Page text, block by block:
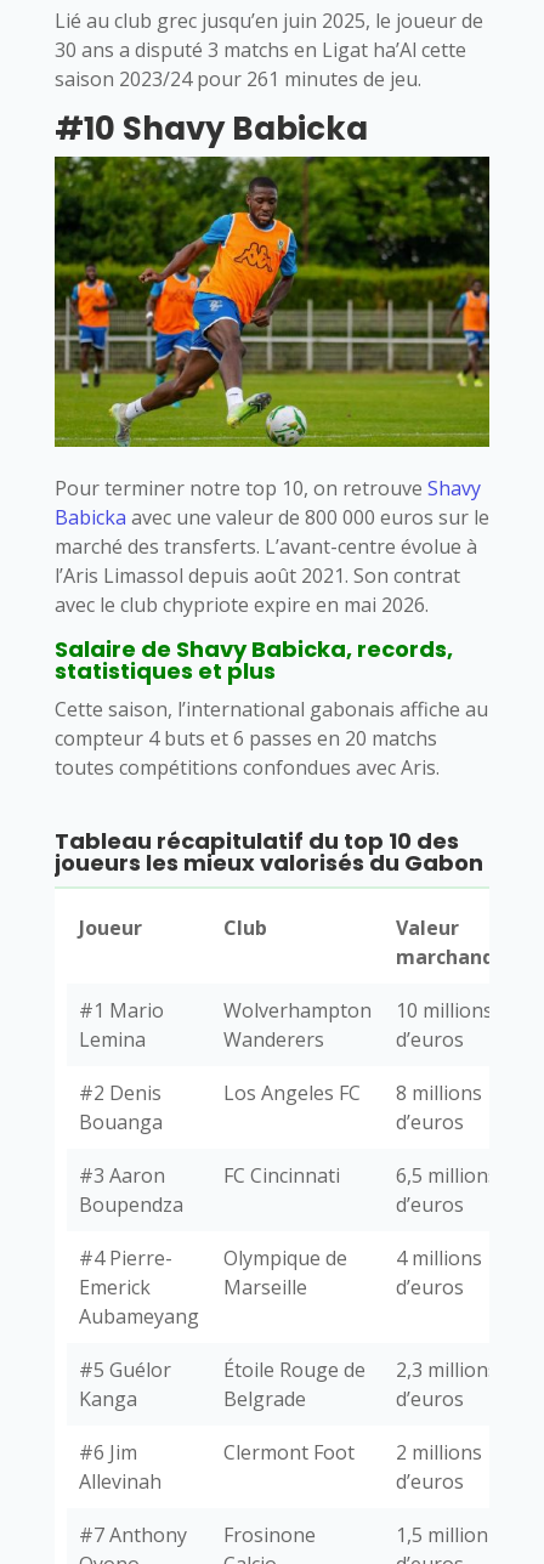
Lié au club grec jusqu’en juin 2025, le joueur de
30 ans a disputé 3 matchs en Ligat ha’Al cette
saison 2023/24 pour 261 minutes de jeu.
#10 Shavy Babicka
Pour terminer notre top 10, on retrouve Shavy
Babicka avec une valeur de 800 000 euros sur le
marché des transferts. L’avant-centre évolue à
l’Aris Limassol depuis août 2021. Son contrat
avec le club chypriote expire en mai 2026.
Salaire de Shavy Babicka, records,
statistiques et plus
Cette saison, l’international gabonais affiche au
compteur 4 buts et 6 passes en 20 matchs
toutes compétitions confondues avec Aris.
Tableau récapitulatif du top 10 des
joueurs les mieux valorisés du Gabon
Joueur Club
Valeur
marchande
#1 Mario
Lemina
Wolverhampton
Wanderers
10 millions
d’euros
#2 Denis
Bouanga
Los Angeles FC
8 millions
d’euros
#3 Aaron
Boupendza
FC Cincinnati
6,5 millions
d’euros
#4 Pierre-
Emerick
Aubameyang
Olympique de
Marseille
4 millions
d’euros
#5 Guélor
Kanga
Étoile Rouge de
Belgrade
2,3 millions
d’euros
#6 Jim
Allevinah
Clermont Foot
2 millions
d’euros
#7 Anthony
Frosinone
1,5 million